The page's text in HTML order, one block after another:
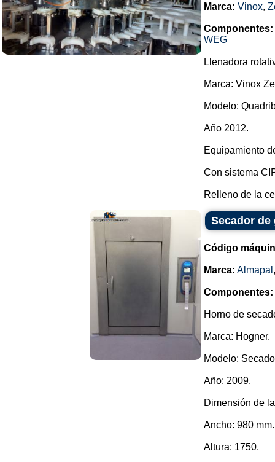
Marca: Vinox,
Componentes:
WEG
Llenadora
Marca: Vinox
Modelo:
Año 2012.
Equipamiento
Con sistema
Relleno de la
Secador
Código
Marca: Almapal
Componentes:
Horno de
Marca: Hogner.
Modelo:
Año: 2009.
Dimensión de
Ancho: 980 mm.
Altura: 1750.